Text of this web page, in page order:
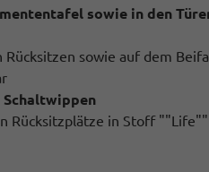
sowie in den
sowie auf dem
Rücksitzplätze in Stoff ""Life""